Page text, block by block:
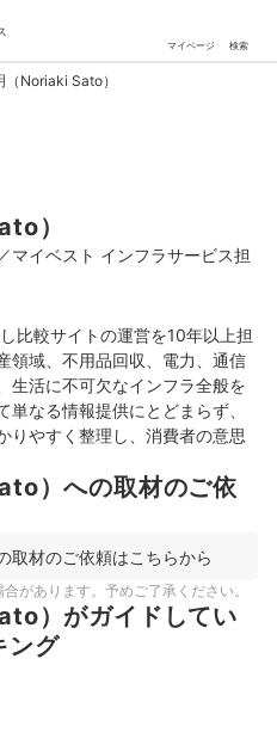
マイページ 検索
（Noriaki Sato）
）
マイベスト インフラサービス担
比較サイトの運営を10年以上担
領域、不用品回収、電力、通信
生活に不可欠なインフラ全般を
なる情報提供にとどまらず、
りやすく整理し、消費者の意思
）への取材のご依
取材のご依頼はこちらから
があります。予めご了承ください。
）がガイドしてい
ング